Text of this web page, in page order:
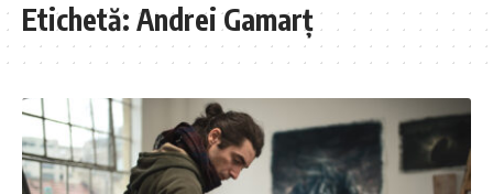
Etichetă: Andrei Gamarț